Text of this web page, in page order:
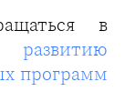
в
программ